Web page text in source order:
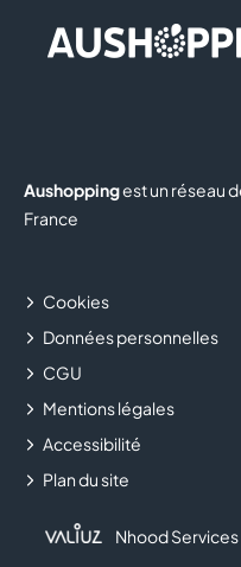
Aushoppingest un réseau
France
Cookies
Données personnelles
CGU
Mentions légales
Accessibilité
Plan du site
Nhood